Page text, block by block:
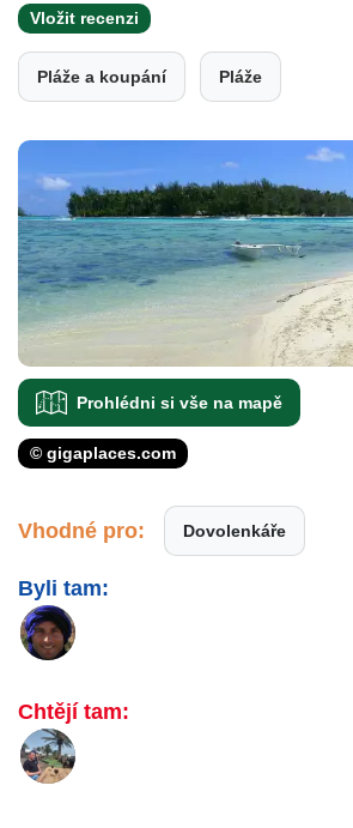
Vložit recenzi
Pláže a koupání Pláže
Prohlédni si vše na mapě
© gigaplaces.com
Vhodné pro: Dovolenkáře
Byli tam:
Chtějí tam: